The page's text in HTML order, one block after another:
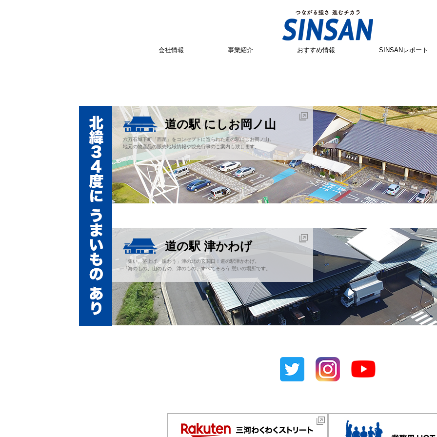
会社情報 事業紹介 おすすめ情報 SINSANレポート
道の駅 にしお岡ノ山
六万石城下町「西尾」をコンセプトに造られた道の駅にしお岡ノ山。
地元の物産品の販売地域情報や観光行事のご案内も致します。
道の駅 津かわげ
「集い、盛上げ、賑わう」津の北の玄関口！道の駅津かわげ。
『海のもの、山のもの、津のもの、すべてそろう 憩いの場所です。